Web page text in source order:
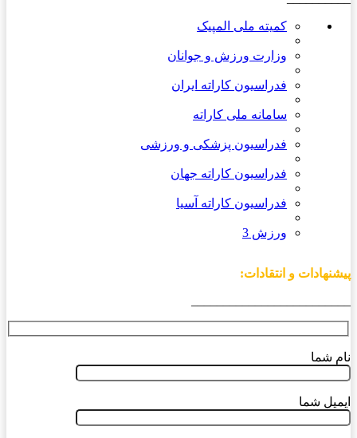
کمیته ملی المپیک
وزارت ورزش و جوانان
فدراسیون کاراته ایران
سامانه ملی کاراته
فدراسیون پزشکی و ورزشی
فدراسیون کاراته جهان
فدراسیون کاراته آسیا
ورزش 3
پیشنهادات و انتقادات:
نام شما
ایمیل شما